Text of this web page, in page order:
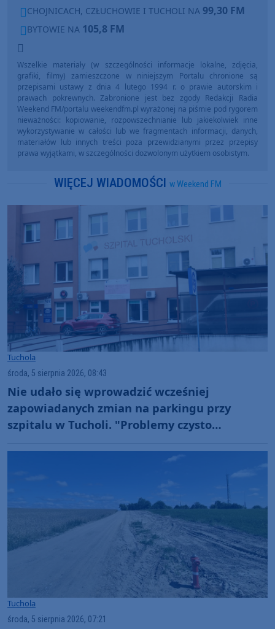
CHOJNICACH, CZŁUCHOWIE I TUCHOLI NA 99,30 FM
BYTOWIE NA 105,8 FM
Wszelkie materiały (w szczególności informacje lokalne, zdjęcia,
grafiki, filmy) zamieszczone w niniejszym Portalu chronione są
przepisami ustawy z dnia 4 lutego 1994 r. o prawie autorskim i
prawach pokrewnych. Zabronione jest bez zgody Redakcji Radia
Weekend FM/portalu weekendfm.pl wyrażonej na piśmie pod rygorem
nieważności: kopiowanie, rozpowszechnianie lub jakiekolwiek inne
wykorzystywanie w całości lub we fragmentach informacji, danych,
materiałów lub innych treści poza przewidzianymi przez przepisy
prawa wyjątkami, w szczególności dozwolonym użytkiem osobistym.
WIĘCEJ WIADOMOŚCI w Weekend FM
Tuchola
środa, 5 sierpnia 2026, 08:43
Nie udało się wprowadzić wcześniej
zapowiadanych zmian na parkingu przy
szpitalu w Tucholi. "Problemy czysto
Tuchola
środa, 5 sierpnia 2026, 07:21